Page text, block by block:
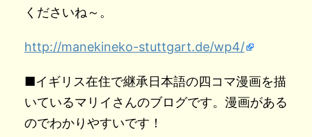
くださいね～。
http://manekineko-stuttgart.de/wp4/
■イギリス在住で継承日本語の四コマ漫画を描
いているマリイさんのブログです。漫画がある
のでわかりやすいです！